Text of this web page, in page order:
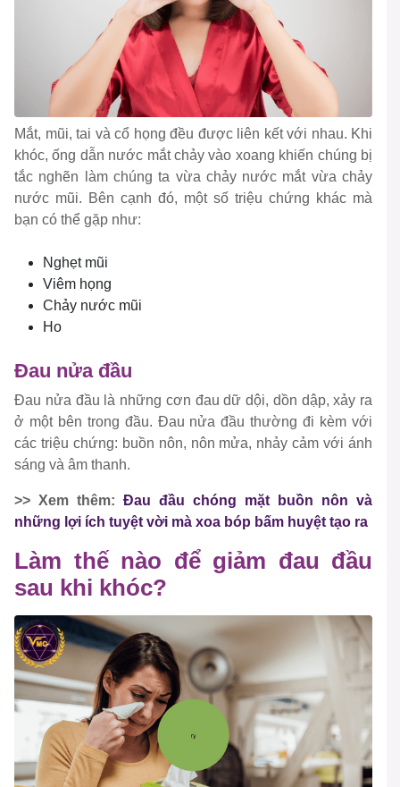
Mắt, mũi, tai và cổ họng đều được liên kết với nhau. Khi
khóc, ống dẫn nước mắt chảy vào xoang khiến chúng bị
tắc nghẽn làm chúng ta vừa chảy nước mắt vừa chảy
nước mũi. Bên cạnh đó, một số triệu chứng khác mà
bạn có thể gặp như:
Nghẹt mũi
Viêm họng
Chảy nước mũi
Ho
Đau nửa đầu
Đau nửa đầu là những cơn đau dữ dội, dồn dập, xảy ra
ở một bên trong đầu. Đau nửa đầu thường đi kèm với
các triệu chứng: buồn nôn, nôn mửa, nhảy cảm với ánh
sáng và âm thanh.
>> Xem thêm: Đau đầu chóng mặt buồn nôn và
những lợi ích tuyệt vời mà xoa bóp bấm huyệt tạo ra
Làm thế nào để giảm đau đầu
sau khi khóc?